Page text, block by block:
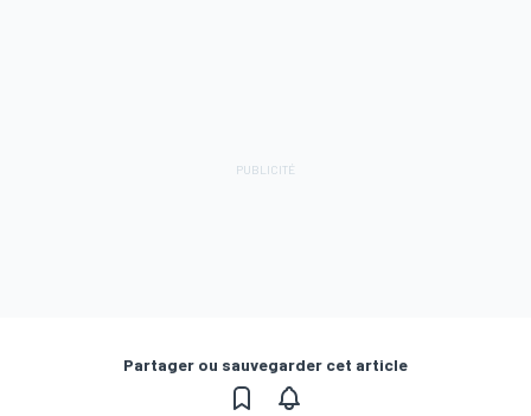
Partager ou sauvegarder cet article